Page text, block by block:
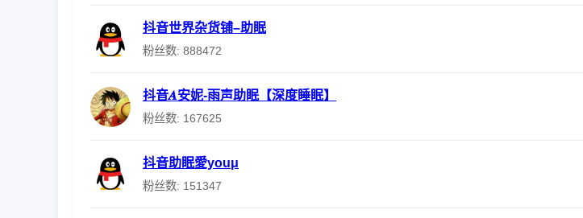
抖音世界杂货铺–助眠
粉丝数: 888472
抖音𝑨安妮-雨声助眠【深度睡眠】
粉丝数: 167625
抖音助眠愛youμ
粉丝数: 151347